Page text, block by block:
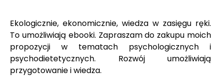
Ekologicznie, ekonomicznie, wiedza w zasięgu ręki.
To umożliwiają ebooki. Zapraszam do zakupu moich
propozycji w tematach psychologicznych i
psychodietetycznych. Rozwój umożliwiają
przygotowanie i wiedza.